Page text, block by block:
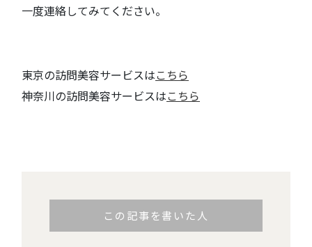
一度連絡してみてください。
東京の訪問美容サービスはこちら
神奈川の訪問美容サービスはこちら
この記事を書いた人